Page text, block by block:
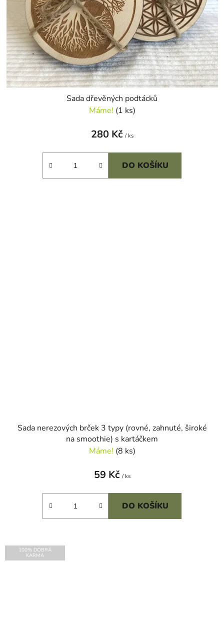
Sada dřevěných podtácků
Máme! (1 ks)
280 Kč / ks
DO KOŠÍKU
Sada nerezových brček 3 typy (rovné, zahnuté, široké
na smoothie) s kartáčkem
Máme! (8 ks)
59 Kč / ks
DO KOŠÍKU
100% DOBRÁ
KARMA